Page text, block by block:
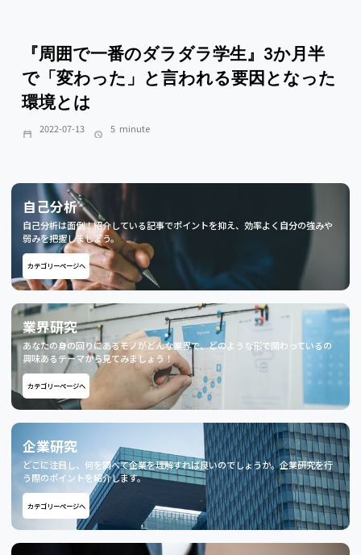
『周囲で一番のダラダラ学生』3か月半
で「変わった」と言われる要因となった
環境とは
2022-07-13 5 minute
自己分析
自己分析は面倒！紹介している記事でポイントを抑え、効率よく自分の強みや
弱みを把握しましょう。
カテゴリーページへ
業界研究
あなたの身の回りにあるモノがどんな業界で、どのような形で関わっているの
興味あるテーマから見てみましょう！
カテゴリーページへ
企業研究
どこに注目し、何を調べて企業を理解すれば良いのでしょうか。企業研究を行
う際のポイントを紹介します。
カテゴリーページへ